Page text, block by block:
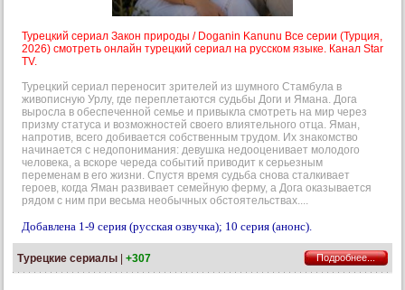
Турецкий сериал Закон природы / Doganin Kanunu Все серии (Турция,
2026) смотреть онлайн турецкий сериал на русском языке. Канал Star
TV.
Турецкий сериал переносит зрителей из шумного Стамбула в
живописную Урлу, где переплетаются судьбы Доги и Ямана. Дога
выросла в обеспеченной семье и привыкла смотреть на мир через
призму статуса и возможностей своего влиятельного отца. Яман,
напротив, всего добивается собственным трудом. Их знакомство
начинается с недопонимания: девушка недооценивает молодого
человека, а вскоре череда событий приводит к серьезным
переменам в его жизни. Спустя время судьба снова сталкивает
героев, когда Яман развивает семейную ферму, а Дога оказывается
рядом с ним при весьма необычных обстоятельствах....
Добавлена 1-9 серия (русская озвучка); 10 серия (анонс).
Турецкие сериалы | +307 Подробнее...